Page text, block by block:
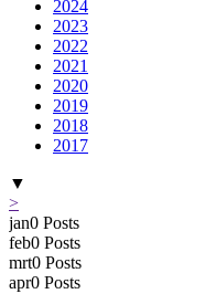
2024
2023
2022
2021
2020
2019
2018
2017
▼
>
jan0 Posts
feb0 Posts
mrt0 Posts
apr0 Posts